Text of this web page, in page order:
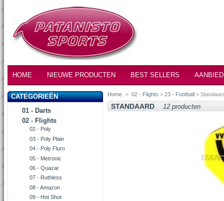
HOME NIEUWE PRODUCTEN BEST SELLERS
CATEGORIEËN
01 - Darts
02 - Flights
02 - Poly
03 - Poly Plain
04 - Poly Fluro
05 - Metronic
06 - Quazar
07 - Ruthless
08 - Amazon
09 - Hot Shot
Home > 02 - Flights >23 - Football >
STANDAARD 12 producten